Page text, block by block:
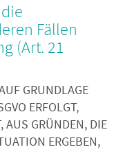
Fällen
(Art. 21
GRUNDLAGE
ERFOLGT,
AUS GRÜNDEN, DIE
ERGEBEN,